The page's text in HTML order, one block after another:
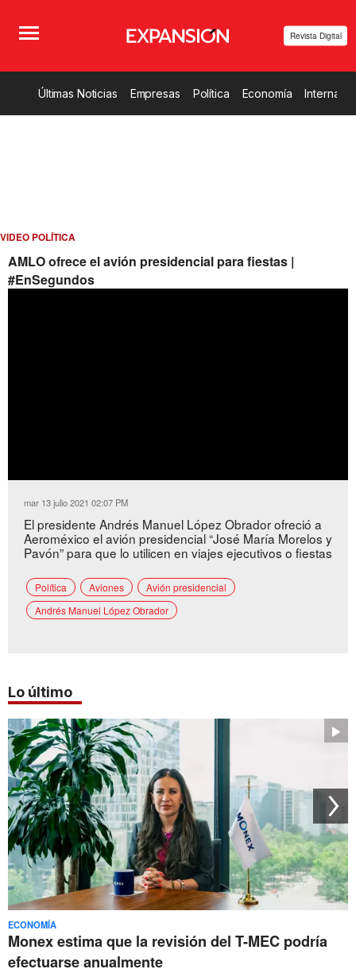
Revista Digital
Últimas Noticias Empresas Política Economía
VIDEO POLÍTICA
AMLO ofrece el avión presidencial para fiestas |
#EnSegundos
mar 13 julio 2021 02:07 PM
El presidente Andrés Manuel López Obrador ofreció a
Aeroméxico el avión presidencial “José María Morelos y
Pavón” para que lo utilicen en viajes ejecutivos o fiestas
Política Aviones
Avión presidencial
Andrés Manuel López Obrador
Lo último
ECONOMÍA
Monex estima que la revisión del T-MEC podría
efectuarse anualmente